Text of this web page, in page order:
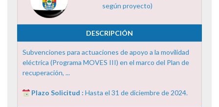
según proyecto)
DESCRIPCIÓN
Subvenciones para actuaciones de apoyo a la movilidad
eléctrica (Programa MOVES III) en el marco del Plan de
recuperación, ...
Plazo Solicitud : Hasta el 31 de diciembre de 2024.